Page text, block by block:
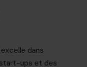
découverte
dans
ups et des